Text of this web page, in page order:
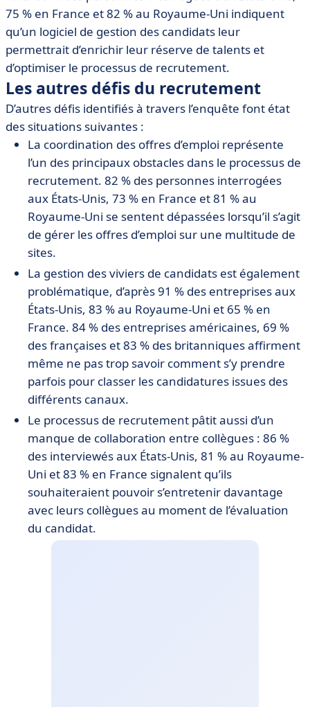
75 % en France et 82 % au Royaume-Uni indiquent
qu’un logiciel de gestion des candidats leur
permettrait d’enrichir leur réserve de talents et
d’optimiser le processus de recrutement.
Les autres défis du recrutement
D’autres défis identifiés à travers l’enquête font état
des situations suivantes :
La coordination des offres d’emploi représente
l’un des principaux obstacles dans le processus de
recrutement. 82 % des personnes interrogées
aux États-Unis, 73 % en France et 81 % au
Royaume-Uni se sentent dépassées lorsqu’il s’agit
de gérer les offres d’emploi sur une multitude de
sites.
La gestion des viviers de candidats est également
problématique, d’après 91 % des entreprises aux
États-Unis, 83 % au Royaume-Uni et 65 % en
France. 84 % des entreprises américaines, 69 %
des françaises et 83 % des britanniques affirment
même ne pas trop savoir comment s’y prendre
parfois pour classer les candidatures issues des
différents canaux.
Le processus de recrutement pâtit aussi d’un
manque de collaboration entre collègues : 86 %
des interviewés aux États-Unis, 81 % au Royaume-
Uni et 83 % en France signalent qu’ils
souhaiteraient pouvoir s’entretenir davantage
avec leurs collègues au moment de l’évaluation
du candidat.